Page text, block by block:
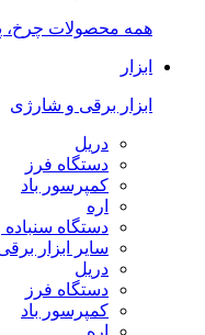
همه محصولات چرخ،
ابزار
ابزار برقی و شارژی
دریل
دستگاه فرز
کمپرسور باد
اره
دستگاه
سایر ابزار
دریل
دستگاه فرز
کمپرسور باد
اره